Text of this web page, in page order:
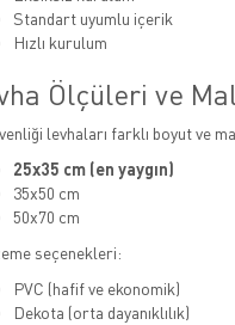
Standart uyumlu içerik
Hızlı kurulum
Ölçüleri ve
levhaları farklı boyut ve
25x35 cm (en yaygın)
35x50 cm
50x70 cm
seçenekleri:
PVC (hafif ve ekonomik)
Dekota (orta dayanıklılık)